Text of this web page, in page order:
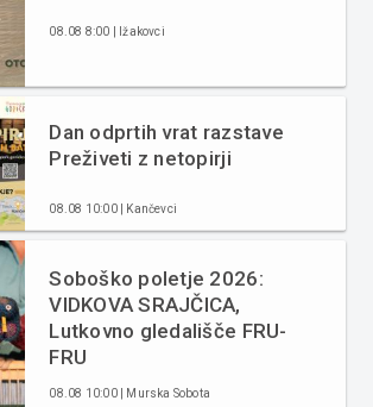
08.08 8:00 | Ižakovci
Dan odprtih vrat razstave
Preživeti z netopirji
08.08 10:00 | Kančevci
Soboško poletje 2026:
VIDKOVA SRAJČICA,
Lutkovno gledališče FRU-
FRU
08.08 10:00 | Murska Sobota